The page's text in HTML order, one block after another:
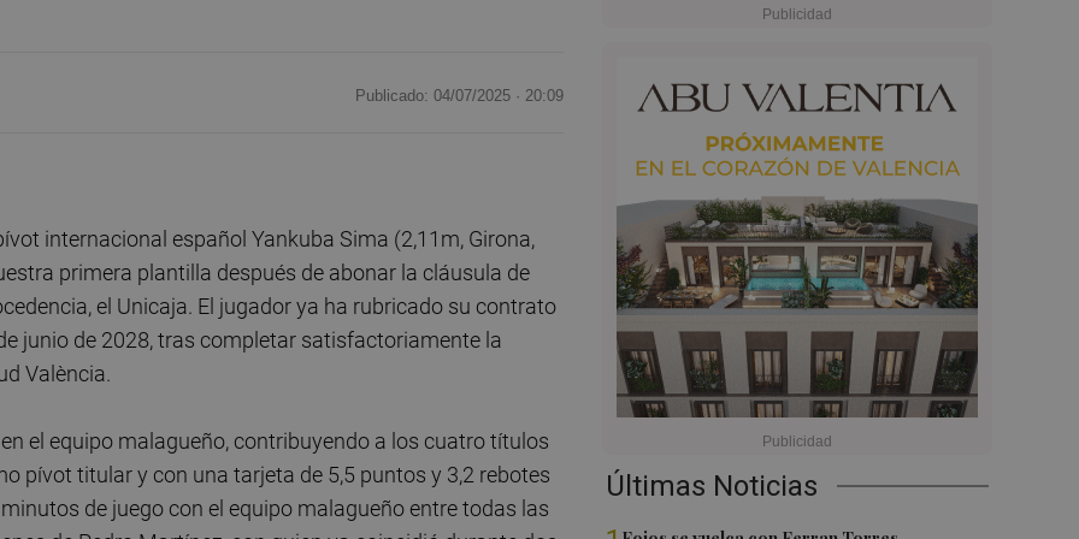
Últimas Noticias
Publicado: 04/07/2025 · 20:09
internacional español Yankuba Sima (2,11m, Girona,
primera plantilla después de abonar la cláusula de
el Unicaja. El jugador ya ha rubricado su contrato
junio de 2028, tras completar satisfactoriamente la
València.
el equipo malagueño, contribuyendo a los cuatro títulos
pívot titular y con una tarjeta de 5,5 puntos y 3,2 rebotes
de juego con el equipo malagueño entre todas las